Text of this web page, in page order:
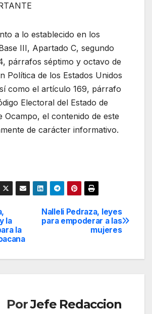
a lo establecido en los
III, Apartado C, segundo
párrafos séptimo y octavo de
Política de los Estados Unidos
como el artículo 169, párrafo
Electoral del Estado de
Ocampo, el contenido de este
de carácter informativo.
Nalleli Pedraza, leyes
para empoderar a las
mujeres
la
la
PorJefe Redaccion